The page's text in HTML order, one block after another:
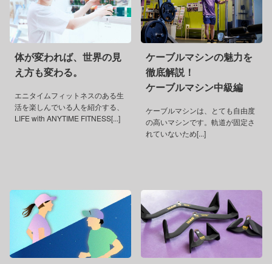
体が変われば、世界の見
え方も変わる。
エニタイムフィットネスのある生
活を楽しんでいる人を紹介する、
LIFE with ANYTIME FITNESS[...]
ケーブルマシンの魅力を
徹底解説！
ケーブルマシン中級編
ケーブルマシンは、とても自由度
の高いマシンです。軌道が固定さ
れていないため[...]